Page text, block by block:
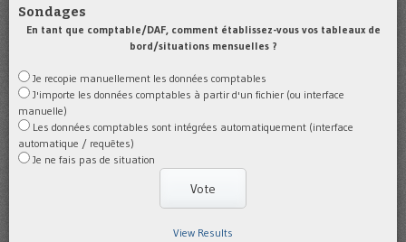
Sondages
En tant que comptable/DAF, comment établissez-vous vos tableaux de
bord/situations mensuelles ?
Je recopie manuellement les données comptables
J'importe les données comptables à partir d'un fichier (ou interface
manuelle)
Les données comptables sont intégrées automatiquement (interface
automatique / requêtes)
Je ne fais pas de situation
View Results